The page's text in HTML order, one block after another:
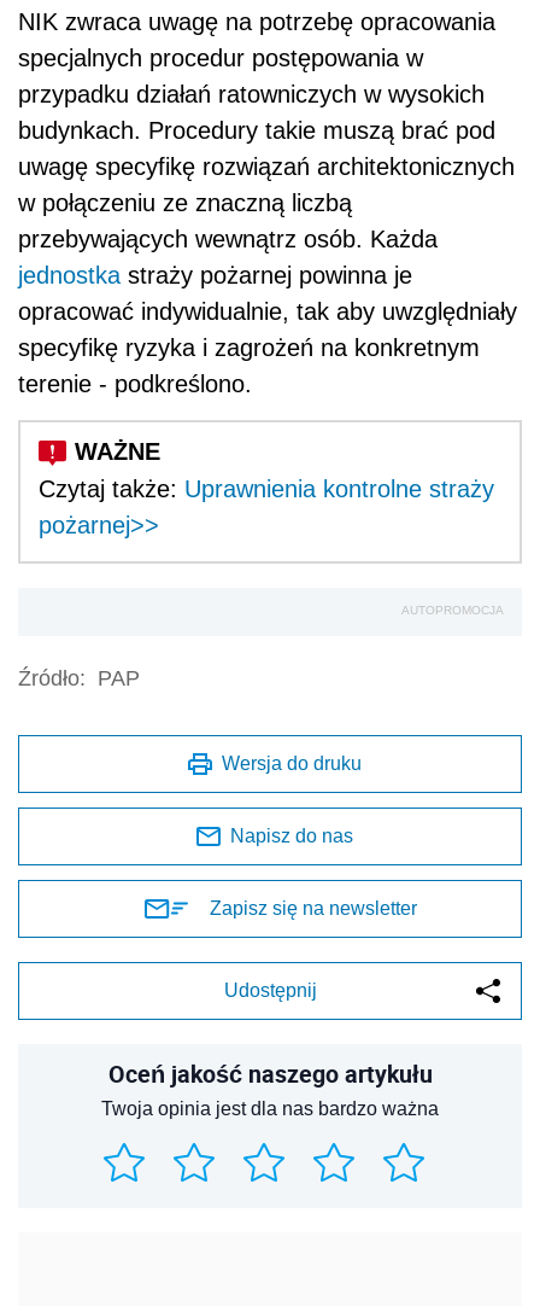
NIK zwraca uwagę na potrzebę opracowania
specjalnych procedur postępowania w
przypadku działań ratowniczych w wysokich
budynkach. Procedury takie muszą brać pod
uwagę specyfikę rozwiązań architektonicznych
w połączeniu ze znaczną liczbą
przebywających wewnątrz osób. Każda
jednostkastraży pożarnej powinna je
opracować indywidualnie, tak aby uwzględniały
specyfikę ryzyka i zagrożeń na konkretnym
terenie - podkreślono.
Czytaj także: Uprawnienia kontrolne straży
pożarnej>>
AUTOPROMOCJA
Źródło: PAP
Wersja do druku
Napisz do nas
Zapisz się na newsletter
Udostępnij
Oceń jakość naszego artykułu
Twoja opinia jest dla nas bardzo ważna